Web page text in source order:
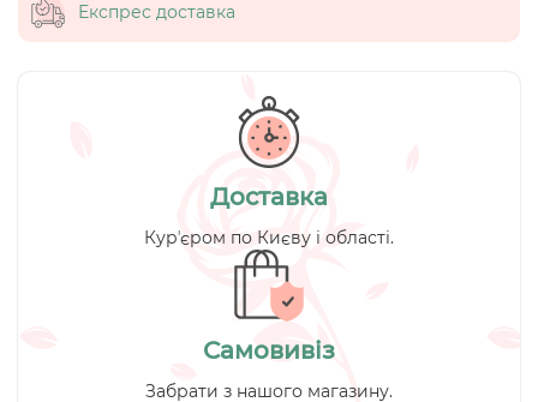
Експрес доставка
Доставка
Курʼєром по Києву і області.
Самовивіз
Забрати з нашого магазину.